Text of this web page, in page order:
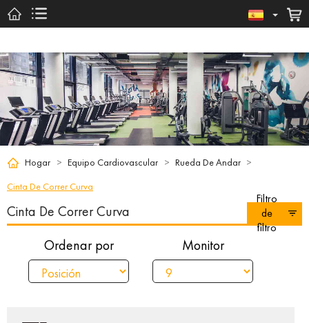
Hogar > Equipo Cardiovascular > Rueda De Andar >
Cinta De Correr Curva
Cinta De Correr Curva
Filtro
de
filtro
Ordenar por Monitor